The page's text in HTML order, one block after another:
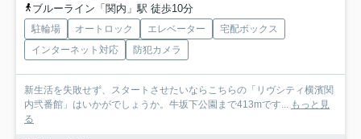
ブルーライン「関内」駅 徒歩10分
駐輪場 オートロック エレベーター
宅配ボックス
インターネット対応
防犯カメラ
新生活を失敗せず、スタートさせたいならこちらの「リヴシティ横濱関
内弐番館」はいかがでしょうか。牛坂下公園まで413mです... もっと見
る